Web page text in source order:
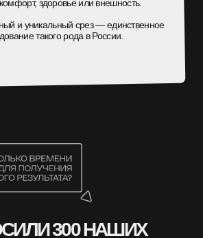
ЛИ ВАМ ЛАЗЕР, СКОЛЬКО
—ПРОЙДИТЕ КОРОТКИЙ
ВАШУ СИТУАЦИЮ ПО ФОТО И
РАСЧЁТ: